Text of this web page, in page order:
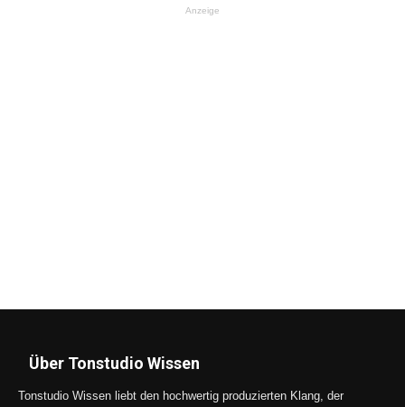
Anzeige
Über Tonstudio Wissen
Tonstudio Wissen liebt den hochwertig produzierten Klang, der